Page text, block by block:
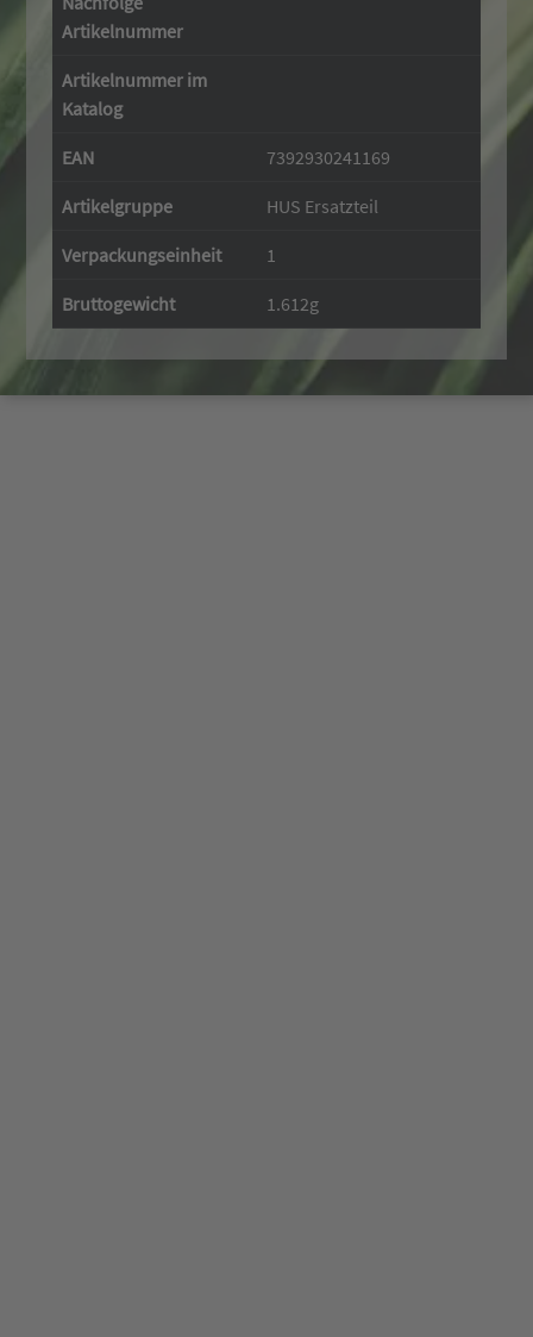
Artikelnummer
Artikelnummer im
Katalog
EAN 7392930241169
Artikelgruppe HUS Ersatzteil
Verpackungseinheit 1
Bruttogewicht 1.612g